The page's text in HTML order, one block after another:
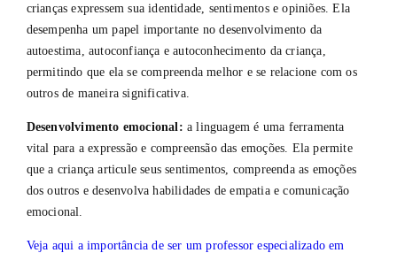
crianças expressem sua identidade, sentimentos e opiniões. Ela
desempenha um papel importante no desenvolvimento da
autoestima, autoconfiança e autoconhecimento da criança,
permitindo que ela se compreenda melhor e se relacione com os
outros de maneira significativa.
Desenvolvimento emocional: a linguagem é uma ferramenta
vital para a expressão e compreensão das emoções. Ela permite
que a criança articule seus sentimentos, compreenda as emoções
dos outros e desenvolva habilidades de empatia e comunicação
emocional.
Veja aqui a importância de ser um professor especializado em